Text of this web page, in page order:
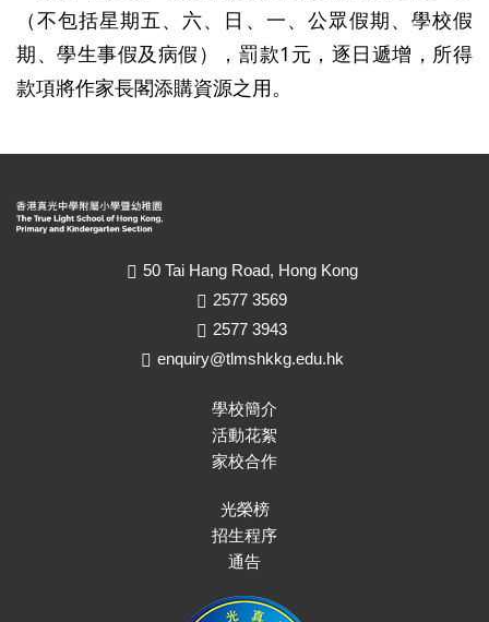
（不包括星期五、六、日、一、公眾假期、學校假
期、學生事假及病假），罰款1元，逐日遞增，所得
款項將作家長閣添購資源之用。
50 Tai Hang Road, Hong Kong
2577 3569
2577 3943
enquiry@tlmshkkg.edu.hk
學校簡介
活動花絮
家校合作
光榮榜
招生程序
通告